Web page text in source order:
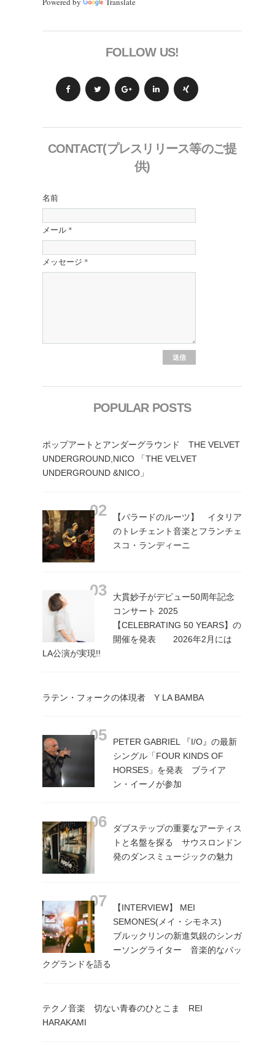
FOLLOW US!
CONTACT(プレスリリース等のご提
供)
名前
メール *
メッセージ *
POPULAR POSTS
ポップアートとアンダーグラウンド THE VELVET
UNDERGROUND,NICO 「THE VELVET
UNDERGROUND &NICO」
【バラードのルーツ】 イタリア
のトレチェント音楽とフランチェ
スコ・ランディーニ
大貫妙子がデビュー50周年記念
コンサート 2025
【CELEBRATING 50 YEARS】の
開催を発表 2026年2月には
LA公演が実現!!
ラテン・フォークの体現者 Y LA BAMBA
PETER GABRIEL 『I/O』の最新
シングル「FOUR KINDS OF
HORSES」を発表 ブライア
ン・イーノが参加
ダブステップの重要なアーティス
トと名盤を探る サウスロンドン
発のダンスミュージックの魅力
【INTERVIEW】 MEI
SEMONES(メイ・シモネス)
ブルックリンの新進気鋭のシンガ
ーソングライター 音楽的なバッ
クグランドを語る
テクノ音楽 切ない青春のひとこま REI
HARAKAMI